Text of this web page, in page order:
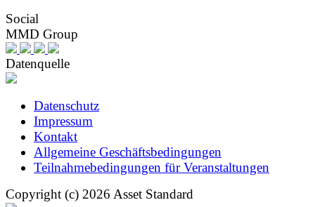
Social
MMD Group
Datenquelle
Datenschutz
Impressum
Kontakt
Allgemeine Geschäftsbedingungen
Teilnahmebedingungen für Veranstaltungen
Copyright (c) 2026 Asset Standard